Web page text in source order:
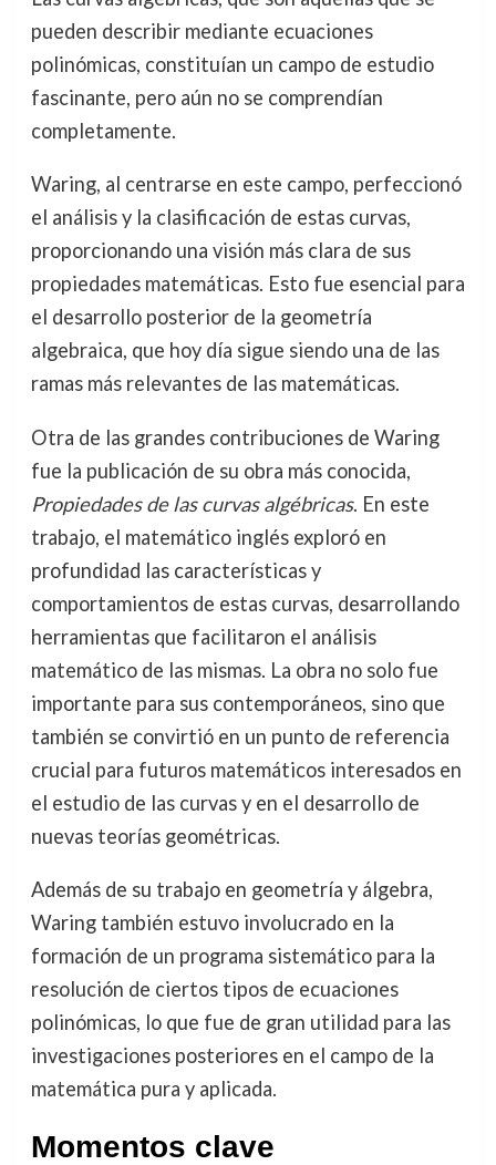
pueden describir mediante ecuaciones
polinómicas, constituían un campo de estudio
fascinante, pero aún no se comprendían
completamente.
Waring, al centrarse en este campo, perfeccionó
el análisis y la clasificación de estas curvas,
proporcionando una visión más clara de sus
propiedades matemáticas. Esto fue esencial para
el desarrollo posterior de la geometría
algebraica, que hoy día sigue siendo una de las
ramas más relevantes de las matemáticas.
Otra de las grandes contribuciones de Waring
fue la publicación de su obra más conocida,
Propiedades de las curvas algébricas. En este
trabajo, el matemático inglés exploró en
profundidad las características y
comportamientos de estas curvas, desarrollando
herramientas que facilitaron el análisis
matemático de las mismas. La obra no solo fue
importante para sus contemporáneos, sino que
también se convirtió en un punto de referencia
crucial para futuros matemáticos interesados en
el estudio de las curvas y en el desarrollo de
nuevas teorías geométricas.
Además de su trabajo en geometría y álgebra,
Waring también estuvo involucrado en la
formación de un programa sistemático para la
resolución de ciertos tipos de ecuaciones
polinómicas, lo que fue de gran utilidad para las
investigaciones posteriores en el campo de la
matemática pura y aplicada.
Momentos clave